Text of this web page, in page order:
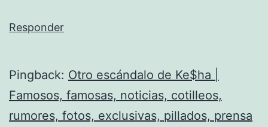
Responder
Pingback: Otro escándalo de Ke$ha |
Famosos, famosas, noticias, cotilleos,
rumores, fotos, exclusivas, pillados, prensa